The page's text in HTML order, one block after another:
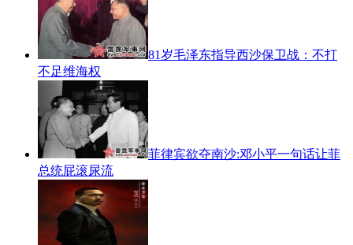
81岁毛泽东指导西沙保卫战：不打
不足维海权
菲律宾欲夺南沙:邓小平一句话让菲
总统屁滚尿流